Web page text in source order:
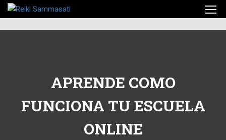
APRENDE COMO
FUNCIONA TU ESCUELA
ONLINE